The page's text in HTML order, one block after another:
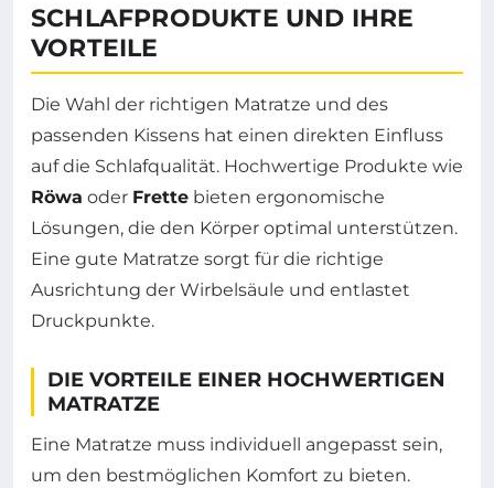
SCHLAFPRODUKTE UND IHRE
VORTEILE
Die Wahl der richtigen Matratze und des
passenden Kissens hat einen direkten Einfluss
auf die Schlafqualität. Hochwertige Produkte wie
Röwa oder Frette bieten ergonomische
Lösungen, die den Körper optimal unterstützen.
Eine gute Matratze sorgt für die richtige
Ausrichtung der Wirbelsäule und entlastet
Druckpunkte.
DIE VORTEILE EINER HOCHWERTIGEN
MATRATZE
Eine Matratze muss individuell angepasst sein,
um den bestmöglichen Komfort zu bieten.